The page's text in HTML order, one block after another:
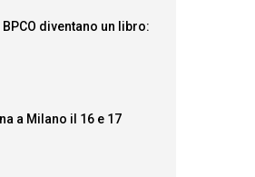
diventano un libro:
a Milano il 16 e 17